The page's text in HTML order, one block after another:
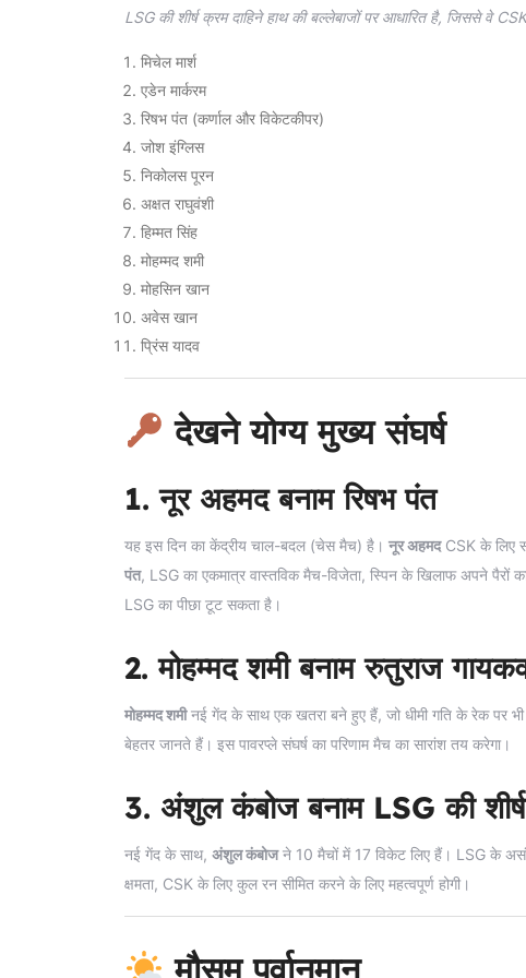
LSG की शीर्ष क्रम दाहिने हाथ की बल्लेबाजों पर आधारित है, जिससे वे
मिचेल मार्श
एडेन मार्करम
रिषभ पंत (कर्णाल और विकेटकीपर)
जोश इंग्लिस
निकोलस पूरन
अक्षत राघुवंशी
हिम्मत सिंह
मोहम्मद शमी
मोहसिन खान
अवेस खान
प्रिंस यादव
देखने योग्य मुख्य संघर्ष
1. नूर अहमद बनाम रिषभ पंत
यह इस दिन का केंद्रीय चाल-बदल (चेस मैच) है। नूर अहमदCSK के लिए
पंत, LSG का एकमात्र वास्तविक मैच-विजेता, स्पिन के खिलाफ अपने
LSG का पीछा टूट सकता है।
2. मोहम्मद शमी बनाम रुतुराज
मोहम्मद शमीनई गेंद के साथ एक खतरा बने हुए हैं, जो धीमी गति के रेक पर भी
बेहतर जानते हैं। इस पावरप्ले संघर्ष का परिणाम मैच का सारांश तय करेगा।
3. अंशुल कंबोज बनाम LSG की
नई गेंद के साथ, अंशुल कंबोजने 10 मैचों में 17 विकेट लिए हैं। LSG के
क्षमता, CSK के लिए कुल रन सीमित करने के लिए महत्वपूर्ण होगी।
मौसम पूर्वानुमान